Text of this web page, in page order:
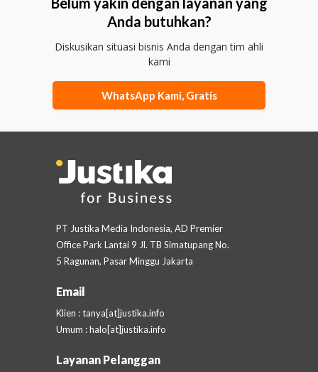
Anda butuhkan?
Diskusikan situasi bisnis Anda dengan tim ahli
kami
WhatsApp Kami, Gratis
PT Justika Media Indonesia, AD Premier
Office Park Lantai 9 Jl. TB Simatupang No.
5 Ragunan, Pasar Minggu Jakarta
Email
Klien : tanya[at]justika.info
Umum : halo[at]justika.info
Layanan Pelanggan